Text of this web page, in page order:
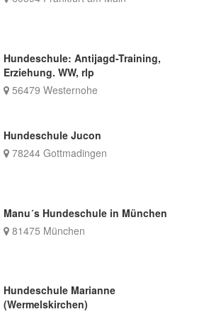
Hundeschule: Antijagd-Training,
Erziehung. WW, rlp
56479 Westernohe
Hundeschule Jucon
78244 Gottmadingen
Manu´s Hundeschule in München
81475 München
Hundeschule Marianne
(Wermelskirchen)